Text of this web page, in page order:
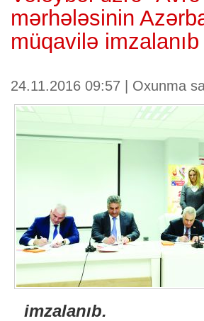
mərhələsinin
müqavilə imzalanıb
24.11.2016 09:57 | Oxunma
imzalanıb.